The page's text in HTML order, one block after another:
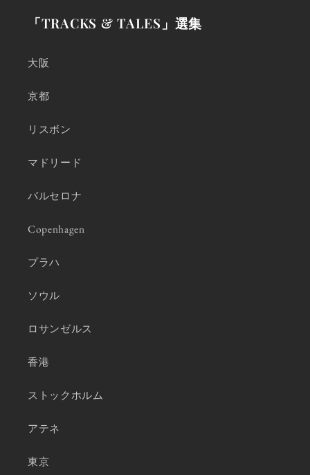
「TRACKS & TALES」選集
大阪
京都
リスボン
マドリード
バルセロナ
Copenhagen
プラハ
ソウル
ロサンゼルス
香港
ストックホルム
アテネ
東京